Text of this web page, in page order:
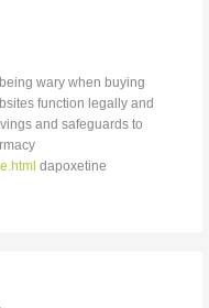
wary when buying
function legally and
and safeguards to
dapoxetine